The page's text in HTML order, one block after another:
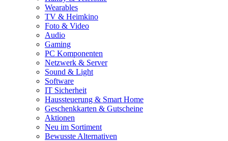
Wearables
TV & Heimkino
Foto & Video
Audio
Gaming
PC Komponenten
Netzwerk & Server
Sound & Light
Software
IT Sicherheit
Haussteuerung & Smart Home
Geschenkkarten & Gutscheine
Aktionen
Neu im Sortiment
Bewusste Alternativen